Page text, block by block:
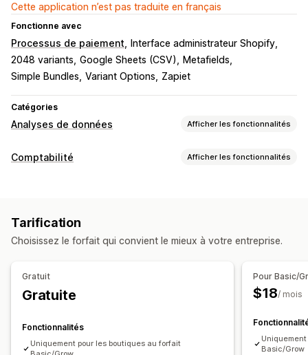
Cette application n’est pas traduite en français
Fonctionne avec
Processus de paiement
Interface administrateur Shopify
2048 variants Google Sheets (CSV)
Metafields
Simple Bundles Variant Options Zapiet
Catégories
Analyses de données Afficher les fonctionnalités
Comportement du client
Marketing et ventes
Connaissances issues de l’IA
Attribution marketing
Retour sur investissement publicitaire (ROAS)
Informations sur les bénéfices
Suivi UTM
Rapports multi-boutiques
Exportation des données
Comptabilité Afficher les fonctionnalités
Ventes et remboursements
Suivi des dépenses Retours et échanges Suivi du CMV
Tableau de bord des performances
Facturation
Comptes débiteurs
Délais de paiement
Déductions fiscales Exonérations fiscales
Tarification
Choisissez le forfait qui convient le mieux à votre entreprise.
Gratuit
Gratuite
Fonctionnalités
Uniquement pour les boutiques au forfait
Pour Basic/
$18/ mois
Basic/Grow